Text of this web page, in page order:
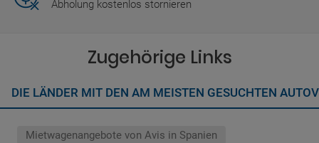
Abholung kostenlos stornieren
Zugehörige Links
DIE LÄNDER MIT DEN AM MEISTEN GESUCHTEN
Mietwagenangebote von Avis in Spanien